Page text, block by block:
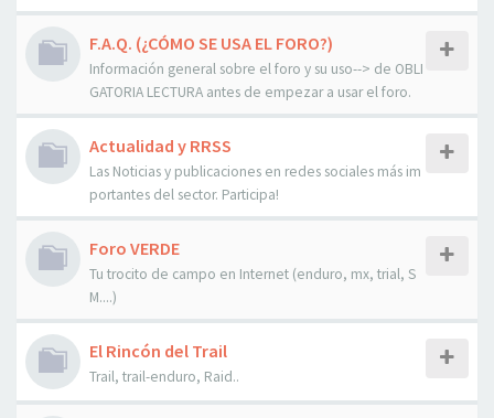
F.A.Q. (¿CÓMO SE USA EL FORO?)
Información general sobre el foro y su uso--> de OBLI
GATORIA LECTURA antes de empezar a usar el foro.
Actualidad y RRSS
Las Noticias y publicaciones en redes sociales más im
portantes del sector. Participa!
Foro VERDE
Tu trocito de campo en Internet (enduro, mx, trial, S
M....)
El Rincón del Trail
Trail, trail-enduro, Raid..